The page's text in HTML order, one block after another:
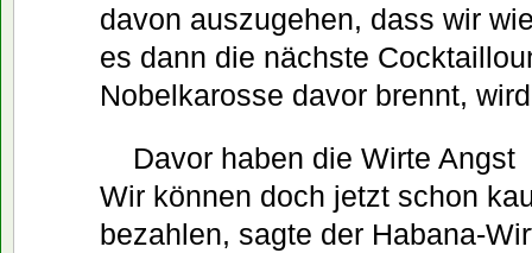
davon auszugehen, dass wir
es dann die nächste
Nobelkarosse davor brennt, wird
Davor haben die Wirte Angst
Wir können doch jetzt schon
bezahlen, sagte der Habana-